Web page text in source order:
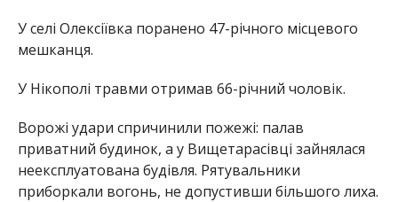
У селі Олексіївка поранено 47-річного місцевого
мешканця.
У Нікополі травми отримав 66-річний чоловік.
Ворожі удари спричинили пожежі: палав
приватний будинок, а у Вищетарасівці зайнялася
неексплуатована будівля. Рятувальники
приборкали вогонь, не допустивши більшого лиха.